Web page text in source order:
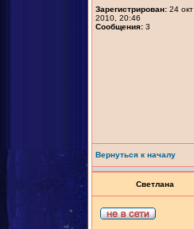
Зарегистрирован: 24 окт
2010, 20:46
Сообщения: 3
Вернуться к началу
Светлана